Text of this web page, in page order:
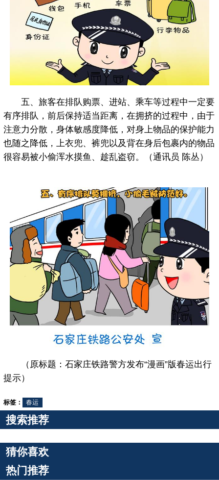
五、旅客在排队购票、进站、乘车等过程中一定要
有序排队，前后保持适当距离，在拥挤的过程中，由于
注意力分散，身体敏感度降低，对身上物品的保护能力
也随之降低，上衣兜、裤兜以及背在身后包裹内的物品
很容易被小偷浑水摸鱼、趁乱盗窃。（通讯员 陈丛）
（原标题：石家庄铁路警方发布“漫画”版春运出行
提示）
标签： 春运
搜索推荐
猜你喜欢
热门推荐